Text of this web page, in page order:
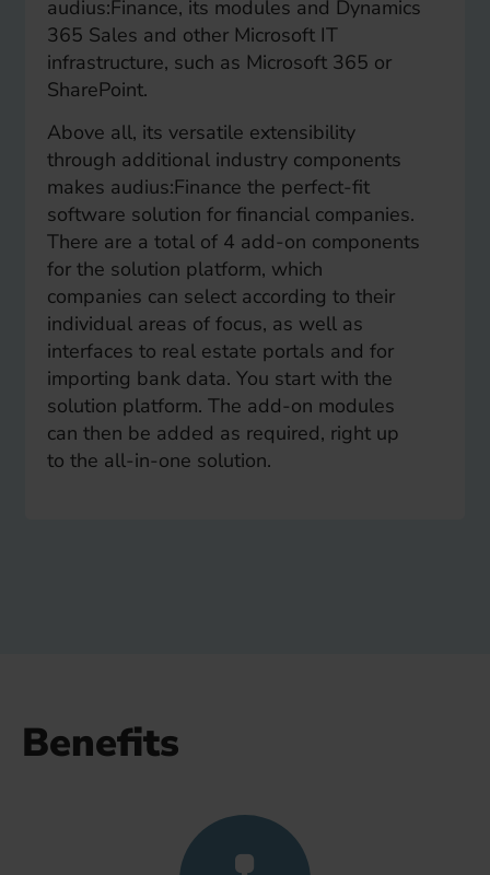
audius:Finance, its modules and Dynamics
365 Sales and other Microsoft IT
infrastructure, such as Microsoft 365 or
SharePoint.
Above all, its versatile extensibility
through additional industry components
makes audius:Finance the perfect-fit
software solution for financial companies.
There are a total of 4 add-on components
for the solution platform, which
companies can select according to their
individual areas of focus, as well as
interfaces to real estate portals and for
importing bank data. You start with the
solution platform. The add-on modules
can then be added as required, right up
to the all-in-one solution.
Benefits